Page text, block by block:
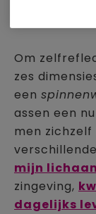
Om
zes
een
assen een
men
mijn
zingeving,
dagelijks